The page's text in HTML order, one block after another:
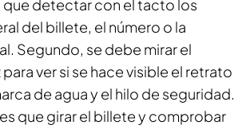
que detectar con el tacto los
del billete, el número o la
Segundo, se debe mirar el
ver si se hace visible el retrato
de agua y el hilo de seguridad.
que girar el billete y comprobar